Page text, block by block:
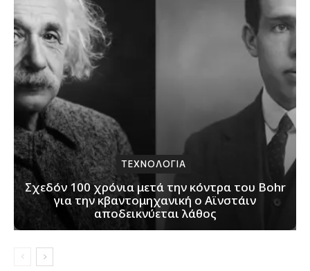
ΤΕΧΝΟΛΟΓΙΑ
Σχεδόν 100 χρόνια μετά την κόντρα του Bohr
για την κβαντομηχανική ο Αϊνστάιν
αποδεικνύεται λάθος